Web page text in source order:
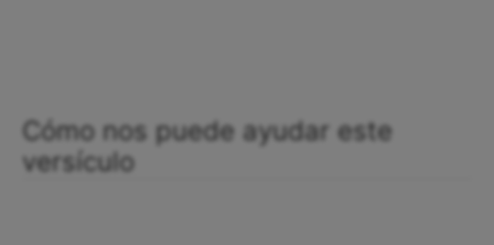
Cómo nos puede ayudar este
versículo